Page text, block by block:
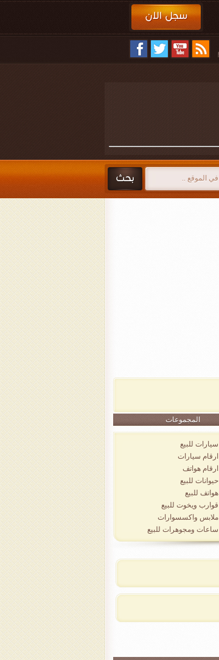
المجموعات
سيارات للبيع
ارقام سيارات
ارقام هواتف
حيوانات للبيع
هواتف للبيع
قوارب ويخوت للبيع
ملابس واكسسوارات
ساعات ومجوهرات للبيع